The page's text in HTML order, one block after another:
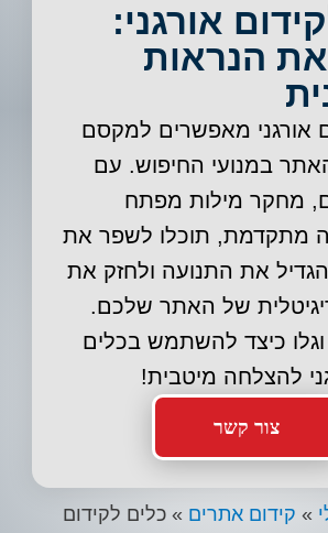
אורגני:
הנראות
אורגני מאפשרים למקסם
במנועי החיפוש. עם
מחקר מילות מפתח
מתקדמת, תוכלו לשפר את
את התנועה ולחזק את
של האתר שלכם.
וגלו כיצד להשתמש בכלים
להצלחה מיטבית!
צור קשר
» קידום אתרים » כלים לקידום